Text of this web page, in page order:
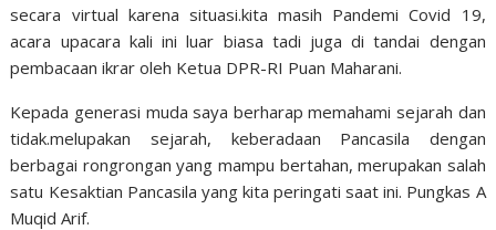
secara virtual karena situasi.kita masih Pandemi Covid 19,
acara upacara kali ini luar biasa tadi juga di tandai dengan
pembacaan ikrar oleh Ketua DPR-RI Puan Maharani.
Kepada generasi muda saya berharap memahami sejarah dan
tidak.melupakan sejarah, keberadaan Pancasila dengan
berbagai rongrongan yang mampu bertahan, merupakan salah
satu Kesaktian Pancasila yang kita peringati saat ini. Pungkas A
Muqid Arif.